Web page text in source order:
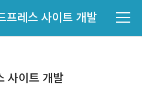
프레스 사이트 개발
사이트 개발